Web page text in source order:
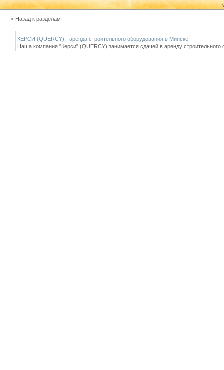
< Назад к разделам
КЕРСИ (QUERCY) - аренда строительного оборудования в Минске
Наша компания "Керси" (QUERCY) занимается сдачей в аренду